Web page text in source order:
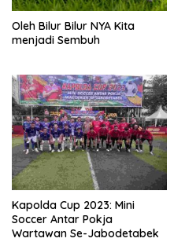
Oleh Bilur Bilur NYA Kita
menjadi Sembuh
Kapolda Cup 2023: Mini
Soccer Antar Pokja
Wartawan Se-Jabodetabek